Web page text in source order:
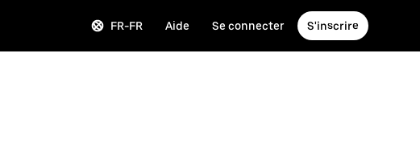
FR-FR Aide Se connecter S'inscrire